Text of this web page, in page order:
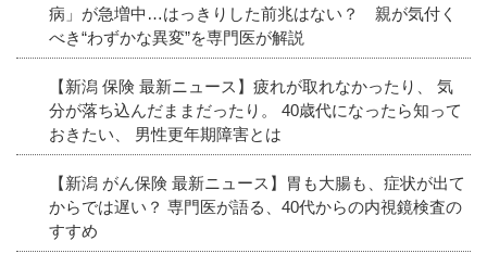
病」が急増中…はっきりした前兆はない？ 親が気付く
べき“わずかな異変”を専門医が解説
【新潟 保険 最新ニュース】疲れが取れなかったり、 気
分が落ち込んだままだったり。 40歳代になったら知って
おきたい、 男性更年期障害とは
【新潟 がん保険 最新ニュース】胃も大腸も、症状が出て
からでは遅い？ 専門医が語る、40代からの内視鏡検査の
すすめ